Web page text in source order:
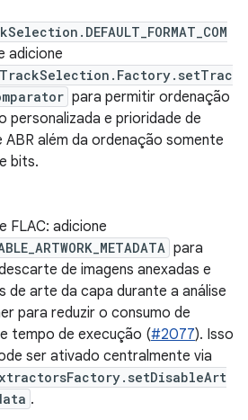
adicione
para permitir ordenação
personalizada e prioridade de
ABR além da ordenação somente
bits.
FLAC: adicione
para
de imagens anexadas e
de arte da capa durante a análise
para reduzir o consumo de
tempo de execução (#2077). Isso
ser ativado centralmente via
.